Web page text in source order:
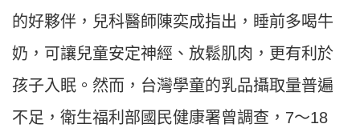
的好夥伴，兒科醫師陳奕成指出，睡前多喝牛
奶，可讓兒童安定神經、放鬆肌肉，更有利於
孩子入眠。然而，台灣學童的乳品攝取量普遍
不足，衛生福利部國民健康署曾調查，7～18